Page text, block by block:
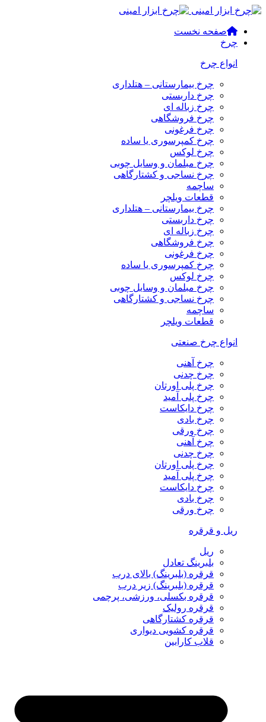
صفحه نخست
چرخ
انواع چرخ
چرخ بیمارستانی – هتلداری
چرخ داربستی
چرخ زباله ای
چرخ فروشگاهی
چرخ فرغونی
چرخ کمپرسوری یا ساده
چرخ لوکس
چرخ مبلمان و وسایل چوبی
چرخ نساجی و کشتارگاهی
ساچمه
قطعات ویلچر
چرخ بیمارستانی – هتلداری
چرخ داربستی
چرخ زباله ای
چرخ فروشگاهی
چرخ فرغونی
چرخ کمپرسوری یا ساده
چرخ لوکس
چرخ مبلمان و وسایل چوبی
چرخ نساجی و کشتارگاهی
ساچمه
قطعات ویلچر
انواع چرخ صنعتی
چرخ آهنی
چرخ چدنی
چرخ پلی اورتان
چرخ پلی آمید
چرخ دایکاست
چرخ بادی
چرخ ورقی
چرخ آهنی
چرخ چدنی
چرخ پلی اورتان
چرخ پلی آمید
چرخ دایکاست
چرخ بادی
چرخ ورقی
ریل و قرقره
ریل
بلبرینگ تعادل
قرقره (بلبرینگ) بالای درب
قرقره (بلبرینگ) زیر درب
قرقره بکسلی، ورزشی، پرچمی
قرقره رولیک
قرقره کشتارگاهی
قرقره کشویی دیواری
قلاب کارابین